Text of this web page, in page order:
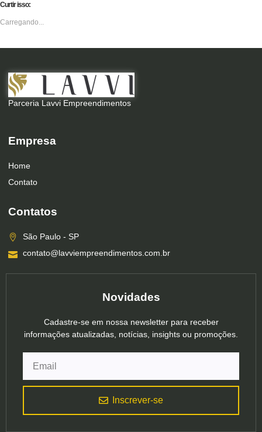
Curtir isso:
Carregando...
Parceria Lavvi Empreendimentos
Empresa
Home
Contato
Contatos
São Paulo - SP
contato@lavviempreendimentos.com.br
Novidades
Cadastre-se em nossa newsletter para receber
informações atualizadas, notícias, insights ou promoções.
Inscrever-se